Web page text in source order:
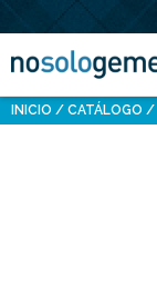
INICIO CATÁLOGO